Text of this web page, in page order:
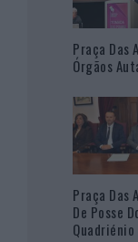
Praça Das
Órgãos
Praça Das
De Posse